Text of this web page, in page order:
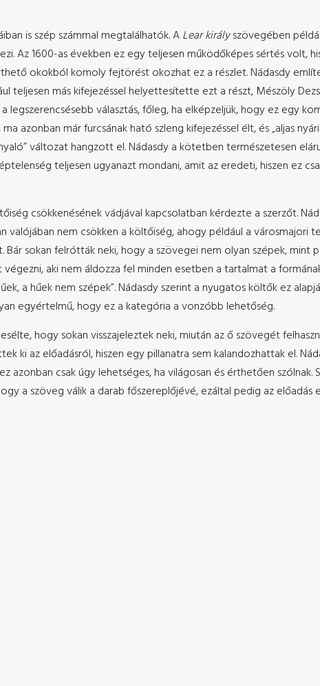
is szép számmal megtalálhatók. ALear királyszövegében
Az 1600-as években ez egy teljesen működőképes sértés volt,
okokból komoly fejtörést okozhat ez a részlet. Nádasdy
teljesen más kifejezéssel helyettesítette ezt a részt, Mészöly
legszerencsésebb választás, főleg, ha elképzeljük, hogy ez egy
azonban már furcsának ható szleng kifejezéssel élt, és „aljas
változat hangzott el. Nádasdy a kötetben természetesen
teljesen ugyanazt mondani, amit az eredeti, hiszen ez
csökkenésének vádjával kapcsolatban kérdezte a szerzőt.
nem csökken a költőiség, ahogy például a városmajori
sokan felrótták neki, hogy a szövegei nem olyan szépek, mint
aki nem áldozza fel minden esetben a tartalmat a
a hűek nem szépek”. Nádasdy szerint a nyugatos költők ez
egyértelmű, hogy ez a kategória a vonzóbb lehetőség.
hogy sokan visszajeleztek neki, miután az ő szövegét
ki az előadásról, hiszen egy pillanatra sem kalandozhattak el.
azonban csak úgy lehetséges, ha világosan és érthetően szólnak.
a szöveg válik a darab főszereplőjévé, ezáltal pedig az előadás